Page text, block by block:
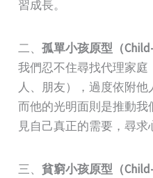
習成長。
二、 孤單小孩原型（Child-
我們忍不住尋找代理家
人、朋友），過度依附他
而他的光明面則是推動
見自己真正的需要，尋求
三、 貧窮小孩原型（